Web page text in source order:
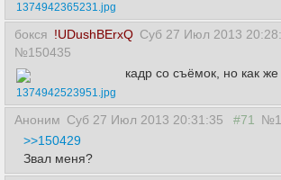
1374942365231.jpg
бокся !UDushBErxQ Суб 27 Июл 2013
№150435
1374942523951.jpg
кадр со съёмок, но как же
Аноним Суб 27 Июл 2013 20:31:35 #71
>>150429
Звал меня?